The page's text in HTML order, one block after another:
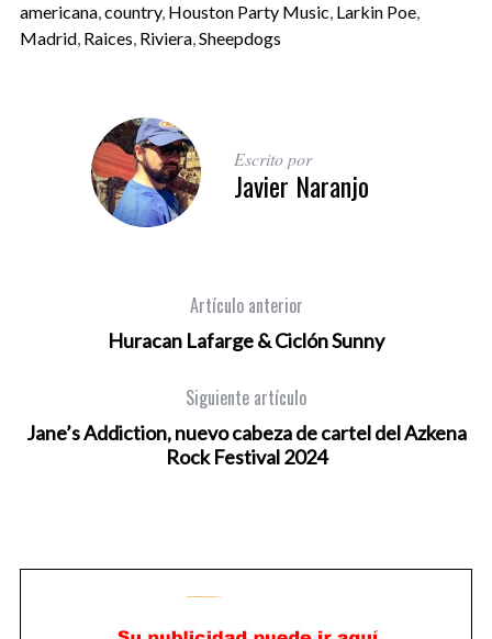
americana,country, Houston Party Music, Larkin Poe,
Madrid, Raices, Riviera,Sheepdogs
Escrito por
Javier Naranjo
Artículo anterior
Huracan Lafarge & Ciclón Sunny
Siguiente artículo
Jane’s Addiction, nuevo cabeza de cartel del Azkena
Rock Festival 2024